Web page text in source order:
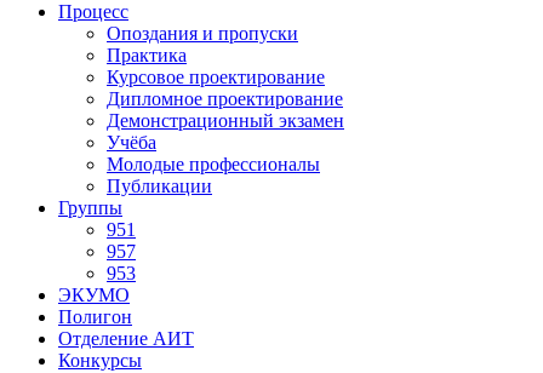
Процесс
Опоздания и пропуски
Практика
Курсовое проектирование
Дипломное проектирование
Демонстрационный экзамен
Учёба
Молодые профессионалы
Публикации
Группы
951
957
953
ЭКУМО
Полигон
Отделение АИТ
Конкурсы